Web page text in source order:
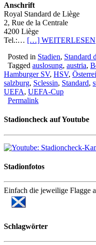
Anschrift
Royal Standard de Liège
2, Rue de la Centrale
4200 Liège
Tel.:… […] WEITERLESEN
Posted in Stadien, Standard
Tagged auslosung, austria,
Hamburger SV, HSV,
salzburg, Sclessin, Standard,
UEFA, UEFA-Cup
Permalink
Stadioncheck auf Youtube
Stadionfotos
Einfach die jeweilige Flagge
Schlagwörter